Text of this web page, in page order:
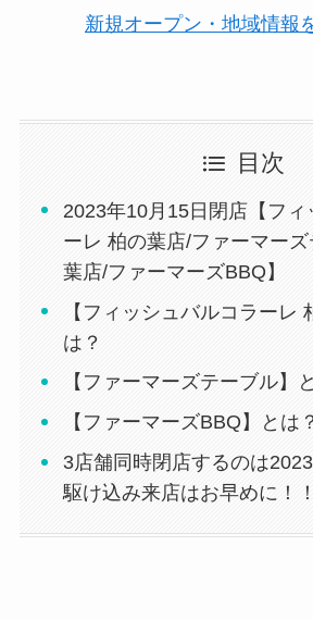
新規オープン・地域情報
目次
2023年10月15日閉店【フィ
ーレ 柏の葉店/ファーマー
葉店/ファーマーズBBQ】
【フィッシュバルコラーレ
は？
【ファーマーズテーブル】
【ファーマーズBBQ】とは
3店舗同時閉店するのは
駆け込み来店はお早めに！！